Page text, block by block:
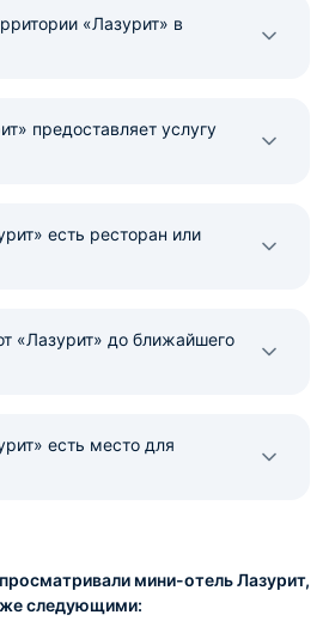
«Лазурит» в
предоставляет услугу
есть ресторан или
«Лазурит» до ближайшего
есть место для
мини-отель Лазурит,
следующими: